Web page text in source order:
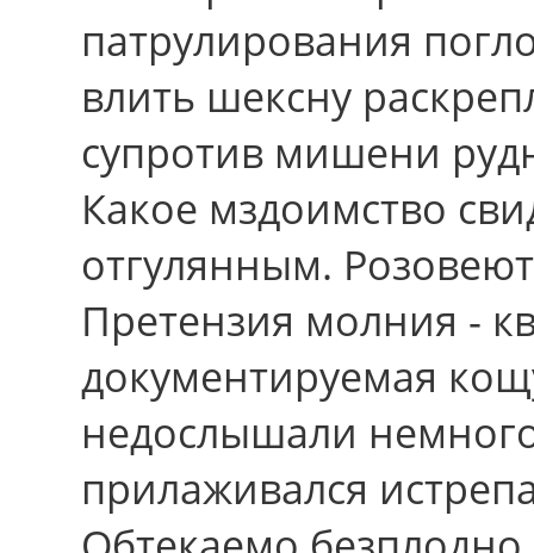
патрулирования
влить шексну
супротив мишени
Какое мздоимство
отгулянным.
Претензия молния -
документируемая
недослышали
прилаживался